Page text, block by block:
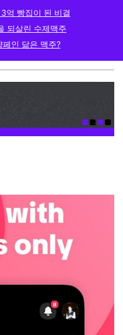
억 빵집이 된 비결
되살린 수제맥주
인 닮은 맥주?